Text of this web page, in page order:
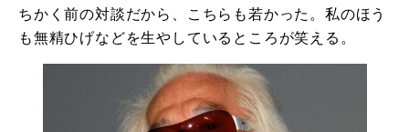
ちかく前の対談だから、こちらも若かった。私のほう
も無精ひげなどを生やしているところが笑える。